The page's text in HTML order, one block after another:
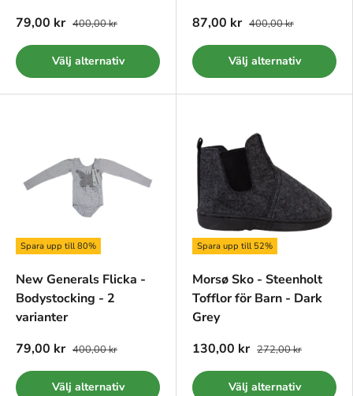
79,00 kr 400,00 kr
Välj alternativ
87,00 kr 400,00 kr
Välj alternativ
Spara upp till 80%
New Generals Flicka -
Bodystocking - 2
varianter
79,00 kr 400,00 kr
Välj alternativ
Spara upp till 52%
Morsø Sko - Steenholt
Tofflor för Barn - Dark
Grey
130,00 kr 272,00 kr
Välj alternativ